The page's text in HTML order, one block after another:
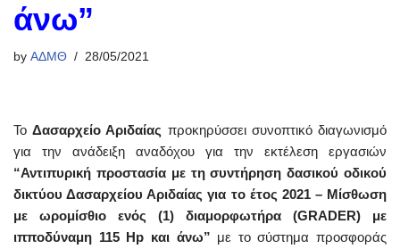
άνω”
by ΑΔΜΘ 28/05/2021
ΤοΔασαρχείο Αριδαίας προκηρύσσει συνοπτικό διαγωνισμό
για την ανάδειξη αναδόχου για την εκτέλεση εργασιών
“Αντιπυρική προστασία με τη συντήρηση δασικού οδικού
δικτύου Δασαρχείου Αριδαίας για το έτος 2021 – Μίσθωση
με ωρομίσθιο ενός (1) διαμορφωτήρα (GRADER) με
ιπποδύναμη 115 Hp και άνω” με το σύστημα προσφοράς